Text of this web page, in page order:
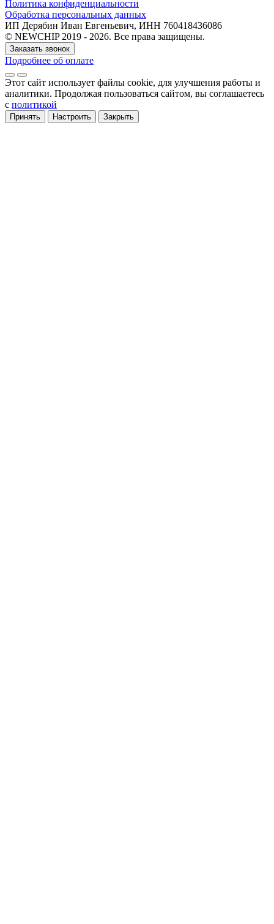
Политика конфиденциальности
Обработка персональных данных
ИП Дерябин Иван Евгеньевич, ИНН 760418436086
© NEWCHIP 2019 - 2026. Все права защищены.
Заказать звонок
Подробнее об оплате
Этот сайт использует файлы cookie, для улучшения работы и
аналитики. Продолжая пользоваться сайтом, вы соглашаетесь
с политикой
Принять Настроить Закрыть